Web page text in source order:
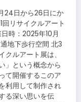
24日から26日にか
リサイクルアート
時：2025年10月
地下歩行空間 北3
ルアート展は、
」という概念から
て開催するこのア
利用して制作され
る深い思いを伝